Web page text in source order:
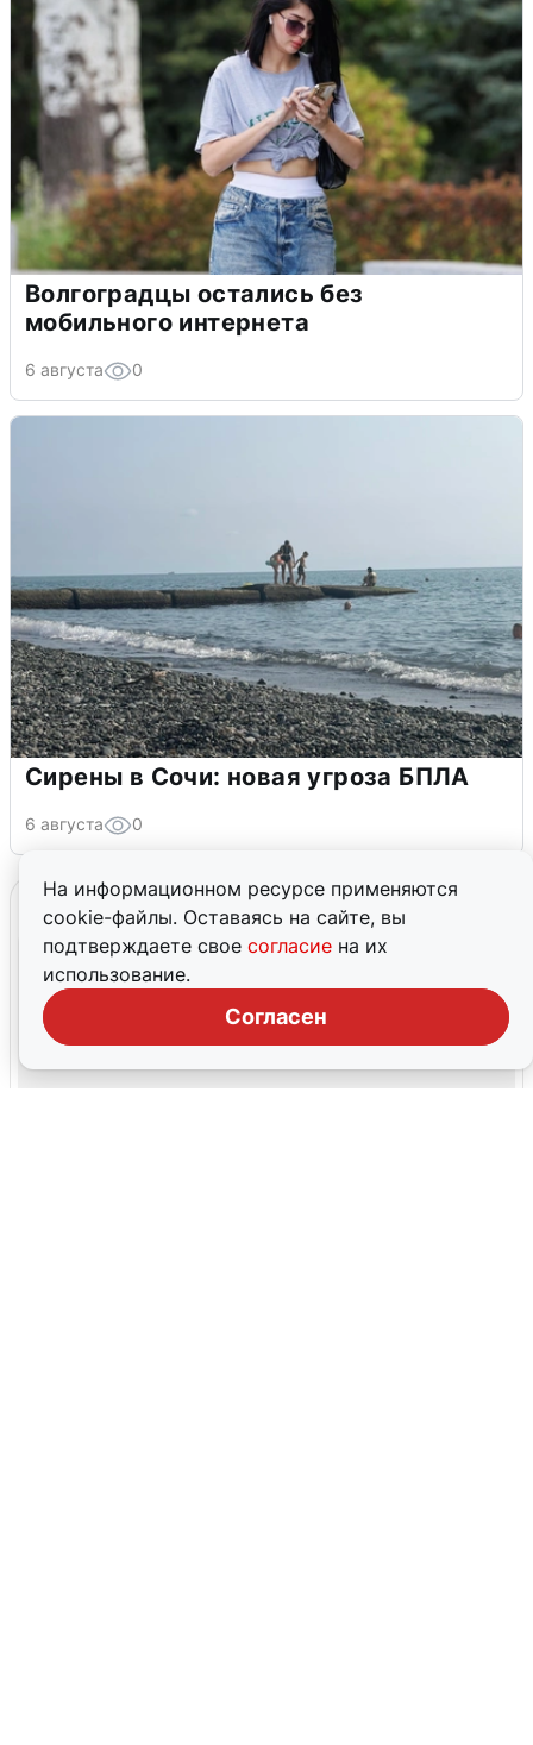
На информационном ресурсе применяются
cookie-файлы. Оставаясь на сайте, вы
подтверждаете свое согласие на их
использование.
Согласен
Волгоградцы остались без
мобильного интернета
6 августа 0
Сирены в Сочи: новая угроза БПЛА
6 августа 0